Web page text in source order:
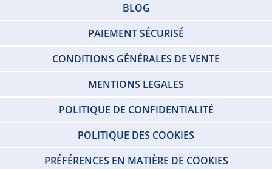
BLOG
PAIEMENT SÉCURISÉ
CONDITIONS GÉNÉRALES DE VENTE
MENTIONS LEGALES
POLITIQUE DE CONFIDENTIALITÉ
POLITIQUE DES COOKIES
PRÉFÉRENCES EN MATIÈRE DE COOKIES